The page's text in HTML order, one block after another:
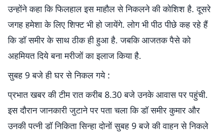
उन्होंने कहा कि फिलहाल इस माहौल से निकलने की कोशिश है. दूसरे
जगह हमेशा के लिए शिफ्ट भी हो जायेंगे. लोग भी पीठ पीछे कह रहे हैं
कि डॉ समीर के साथ ठीक ही हुआ है. जबकि आजतक पैसे को
अहमियत दिये बना मरीजों का इलाज किया है.
सुबह 9 बजे ही घर से निकल गये :
प्रभात खबर की टीम रात करीब 8.30 बजे उनके आवास पर पहुंची.
इस दौरान जानकारी जुटाने पर पता चला कि डॉ समीर कुमार और
उनकी पत्नी डॉ निकिता सिन्हा दोनों सुबह 9 बजे की वाहन से निकले